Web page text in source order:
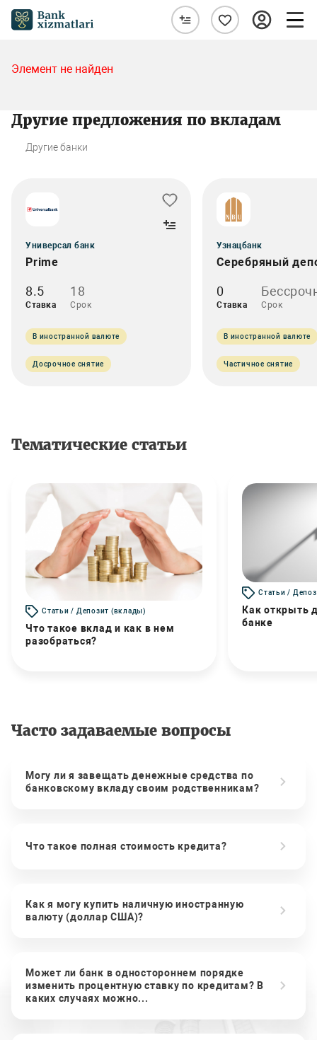
Элемент не найден
Другие предложения по вкладам
Другие банки
Универсал банк
Prime
8.5
Ставка
18
Срок
В иностранной валюте
Досрочное снятие
Узнацбанк
Серебряный
0
Ставка Срок
В иностранной валюте
Частичное снятие
Тематические статьи
Статьи / Депозит (вклады)
Что такое вклад и как в нем
разобраться?
Статьи /
Как открыть
банке
Часто задаваемые вопросы
Могу ли я завещать денежные средства по
банковскому вкладу своим родственникам?
Что такое полная стоимость кредита?
Как я могу купить наличную иностранную
валюту (доллар США)?
Может ли банк в одностороннем порядке
изменить процентную ставку по кредитам? В
каких случаях можно...